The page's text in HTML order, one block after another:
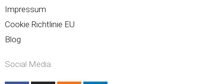
Impressum
Cookie Richtlinie EU
Blog
Social Media